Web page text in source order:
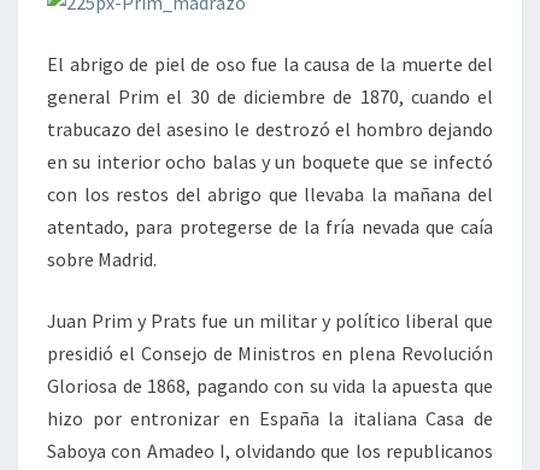
El abrigo de piel de oso fue la causa de la muerte del
general Prim el 30 de diciembre de 1870, cuando el
trabucazo del asesino le destrozó el hombro dejando
en su interior ocho balas y un boquete que se infectó
con los restos del abrigo que llevaba la mañana del
atentado, para protegerse de la fría nevada que caía
sobre Madrid.
Juan Prim y Prats fue un militar y político liberal que
presidió el Consejo de Ministros en plena Revolución
Gloriosa de 1868, pagando con su vida la apuesta que
hizo por entronizar en España la italiana Casa de
Saboya con Amadeo I, olvidando que los republicanos